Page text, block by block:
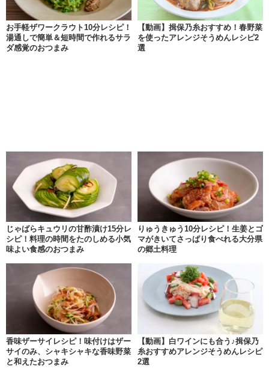
お手軽ザワークラウト10分レシピ！
湯通しで簡単＆短時間で作れるサラ
ダ感覚のおつまみ
【動画】揖保乃糸おすすめ！春野菜
を使ったアレンジそうめんレシピ2
選
じゃばらキュウリの甘酢漬け15分レ
シピ！料理の時間をたのしめる小気
味よい食感のおつまみ
りゅうきゅう10分レシピ！生姜とゴ
マがきいてさっぱり食べれる大分県
の郷土料理
香味ザーサイレシピ！味付けはザー
サイのみ、シャキシャキな香味野菜
と和えたおつまみ
【動画】白ワインにも合う♪揖保乃
糸おすすめアレンジそうめんレシピ
2選